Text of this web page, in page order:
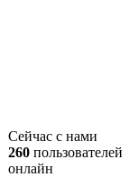
Сейчас с нами
260 пользователей
онлайн